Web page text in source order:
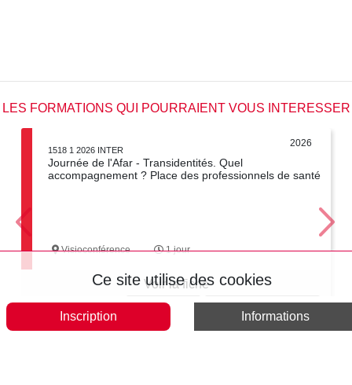
Inscription Informations
LES FORMATIONS QUI POURRAIENT VOUS INTERESSER
2026
1518 1 2026 INTER
Journée de l'Afar - Transidentités. Quel
accompagnement ? Place des professionnels de santé
Visioconférence 1 jour
Voir la fiche
Ce site utilise des cookies
Tout interdire